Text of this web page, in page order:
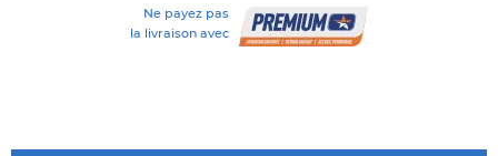
Ne payez pas
la livraison avec